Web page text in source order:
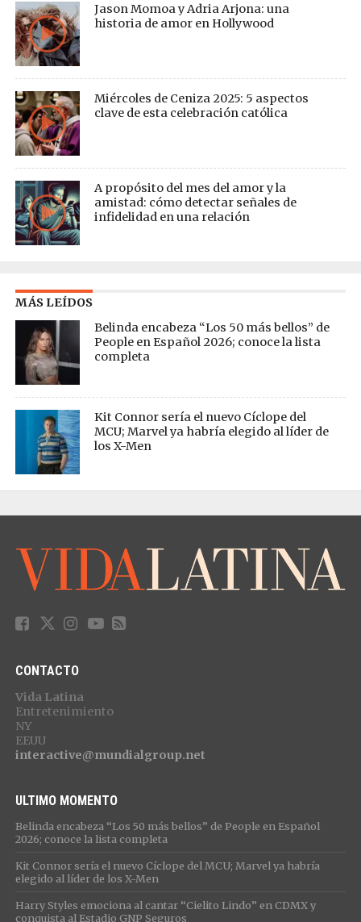
Jason Momoa y Adria Arjona: una
historia de amor en Hollywood
Miércoles de Ceniza 2025: 5 aspectos
clave de esta celebración católica
A propósito del mes del amor y la
amistad: cómo detectar señales de
infidelidad en una relación
MÁS LEÍDOS
Belinda encabeza “Los 50 más bellos” de
People en Español 2026; conoce la lista
completa
Kit Connor sería el nuevo Cíclope del
MCU; Marvel ya habría elegido al líder de
los X-Men
CONTACTO
Vida Latina
Entretenimiento
NY
EEUU
interactive@mundialgroup.net
ULTIMO MOMENTO
Belinda encabeza “Los 50 más bellos” de People en Español
2026; conoce la lista completa
Kit Connor sería el nuevo Cíclope del MCU; Marvel ya habría
elegido al líder de los X-Men
Harry Styles emociona al cantar “Cielito Lindo” en CDMX y
conquista al Estadio GNP Seguros